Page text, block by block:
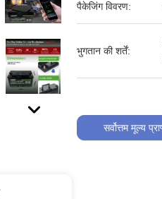
पैकेजिंग विवरण:
भुगतान की शर्तें:
सर्वोत्तम मूल्य